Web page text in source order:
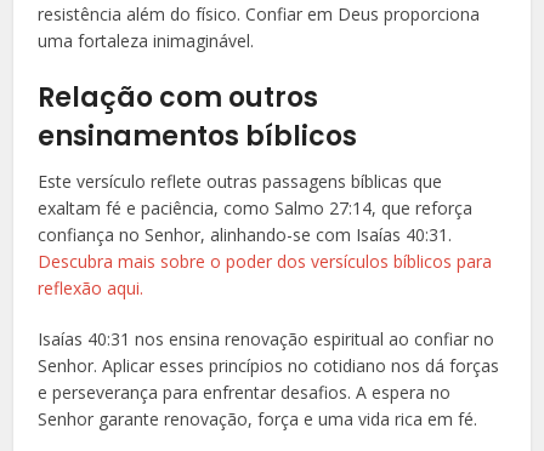
resistência além do físico. Confiar em Deus proporciona
uma fortaleza inimaginável.
Relação com outros
ensinamentos bíblicos
Este versículo reflete outras passagens bíblicas que
exaltam fé e paciência, como Salmo 27:14, que reforça
confiança no Senhor, alinhando-se com Isaías 40:31.
Descubra mais sobre o poder dos versículos bíblicos para
reflexão aqui.
Isaías 40:31 nos ensina renovação espiritual ao confiar no
Senhor. Aplicar esses princípios no cotidiano nos dá forças
e perseverança para enfrentar desafios. A espera no
Senhor garante renovação, força e uma vida rica em fé.